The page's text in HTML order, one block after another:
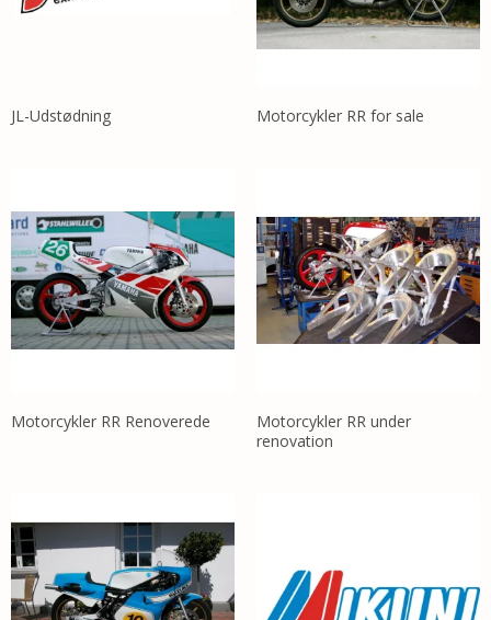
JL-Udstødning Motorcykler RR for sale
Motorcykler RR Renoverede
Motorcykler RR under
renovation